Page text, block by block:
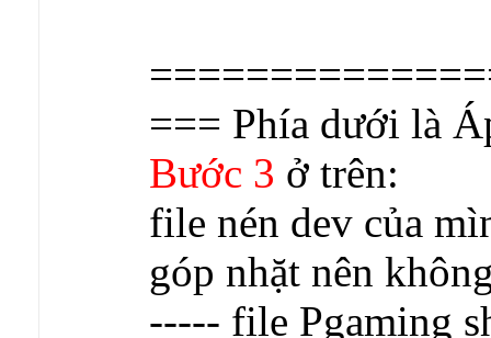
=== Phía dưới là
Bước 3 ở trên:
file nén dev của
góp nhặt nên
----- file Pgaming